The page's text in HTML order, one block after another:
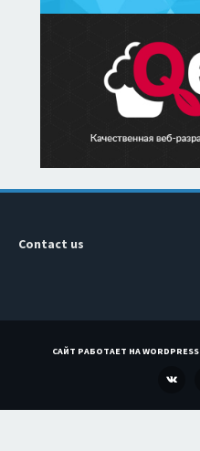
Contact us
САЙТ РАБОТАЕТ НА WORDPRESS